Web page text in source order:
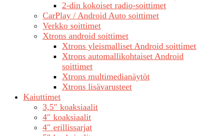
2-din kokoiset radio-soittimet
CarPlay / Android Auto soittimet
Verkko soittimet
Xtrons android soittimet
Xtrons yleismalliset Android soittimet
Xtrons automallikohtaiset Android
soittimet
Xtrons multimedianäytöt
Xtrons lisävarusteet
Kaiuttimet
3,5″ koaksiaalit
4″ koaksiaalit
4″ erillissarjat